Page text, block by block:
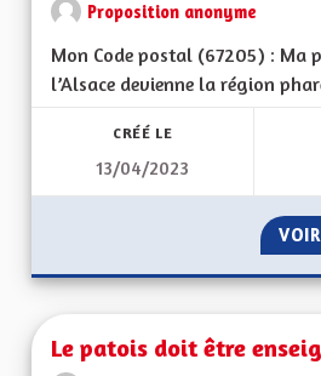
Proposition anonyme
Mon Code postal (67205) : Ma
l’Alsace devienne la région
CRÉÉ LE
13/04/2023
Le patois doit être